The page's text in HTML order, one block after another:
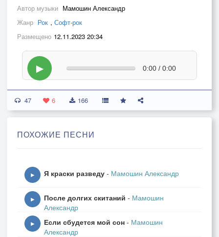
Автор музыки Мамошин Александр
Жанр Рок , Софт-рок
Размещено 12.11.2023 20:34
▶ 0:00 / 0:00
47 6 166
ПОХОЖИЕ ПЕСНИ
▶ Я краски разведу - Мамошин Александр
▶ После долгих скитаний - Мамошин
Александр
▶ Если сбудется мой сон - Мамошин
Александр